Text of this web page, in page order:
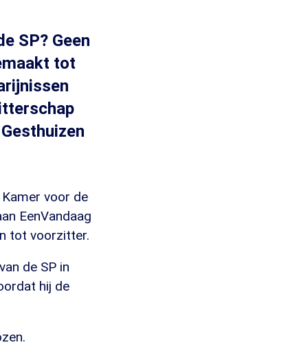
SP? Geen
tot
voor de
EenVandaag
tot voorzitter.
de SP in
hij de